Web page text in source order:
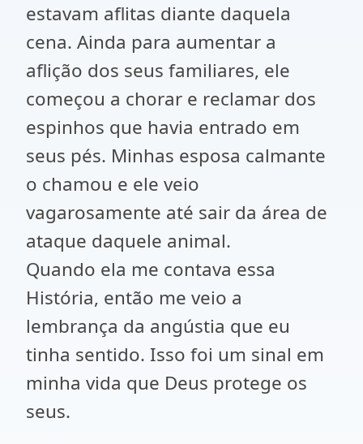
estavam aflitas diante daquela
cena. Ainda para aumentar a
aflição dos seus familiares, ele
começou a chorar e reclamar dos
espinhos que havia entrado em
seus pés. Minhas esposa calmante
o chamou e ele veio
vagarosamente até sair da área de
ataque daquele animal.
Quando ela me contava essa
História, então me veio a
lembrança da angústia que eu
tinha sentido. Isso foi um sinal em
minha vida que Deus protege os
seus.